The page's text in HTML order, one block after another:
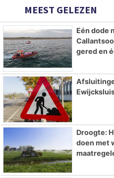
MEEST GELEZEN
Eén dode
gered en
Droogte:
doen met